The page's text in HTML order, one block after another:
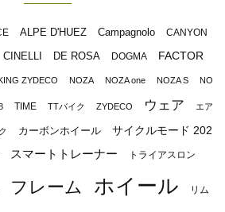
ALPE D'HUEZ Campagnolo CANYON
CINELLI DE ROSA DOGMA FACTOR
ZYDECO NOZA NOZA one NOZA S NO
TIME TTバイク ZYDECO ウェア エア
カーボンホイール
サイクルモード 202
スマートトレーナー トライアスロン
フレーム ホイール リム